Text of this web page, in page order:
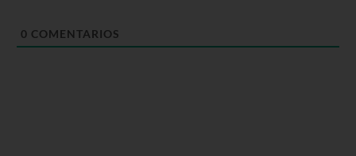
0 COMENTARIOS